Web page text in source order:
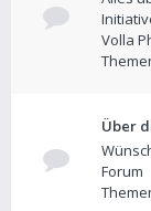
Volla
Über
Forum